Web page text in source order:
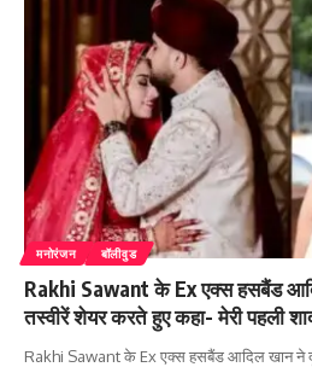
मनोरंजन बॉलीवुड
Rakhi Sawant के Ex एक्स हसबैंड
तस्वीरें शेयर करते हुए कहा- मेरी पहली
Rakhi Sawant के Ex एक्स हसबैंड आदिल खान ने